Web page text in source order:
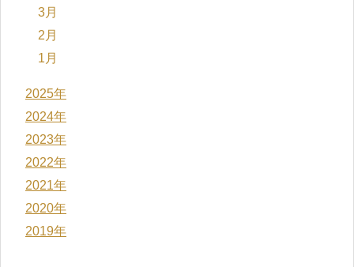
3月
2月
1月
2025年
2024年
2023年
2022年
2021年
2020年
2019年